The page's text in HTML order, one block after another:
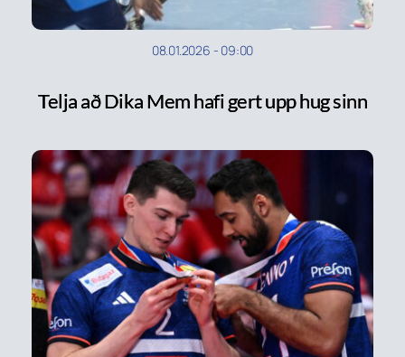
08.01.2026 - 09:00
Telja að Dika Mem hafi gert upp hug sinn